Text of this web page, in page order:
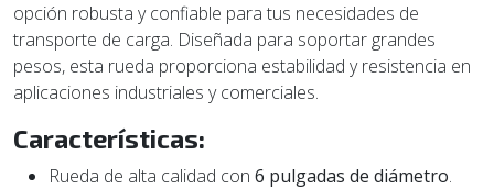
opción robusta y confiable para tus necesidades de
transporte de carga. Diseñada para soportar grandes
pesos, esta rueda proporciona estabilidad y resistencia en
aplicaciones industriales y comerciales.
Características:
Rueda de alta calidad con 6 pulgadas de diámetro.